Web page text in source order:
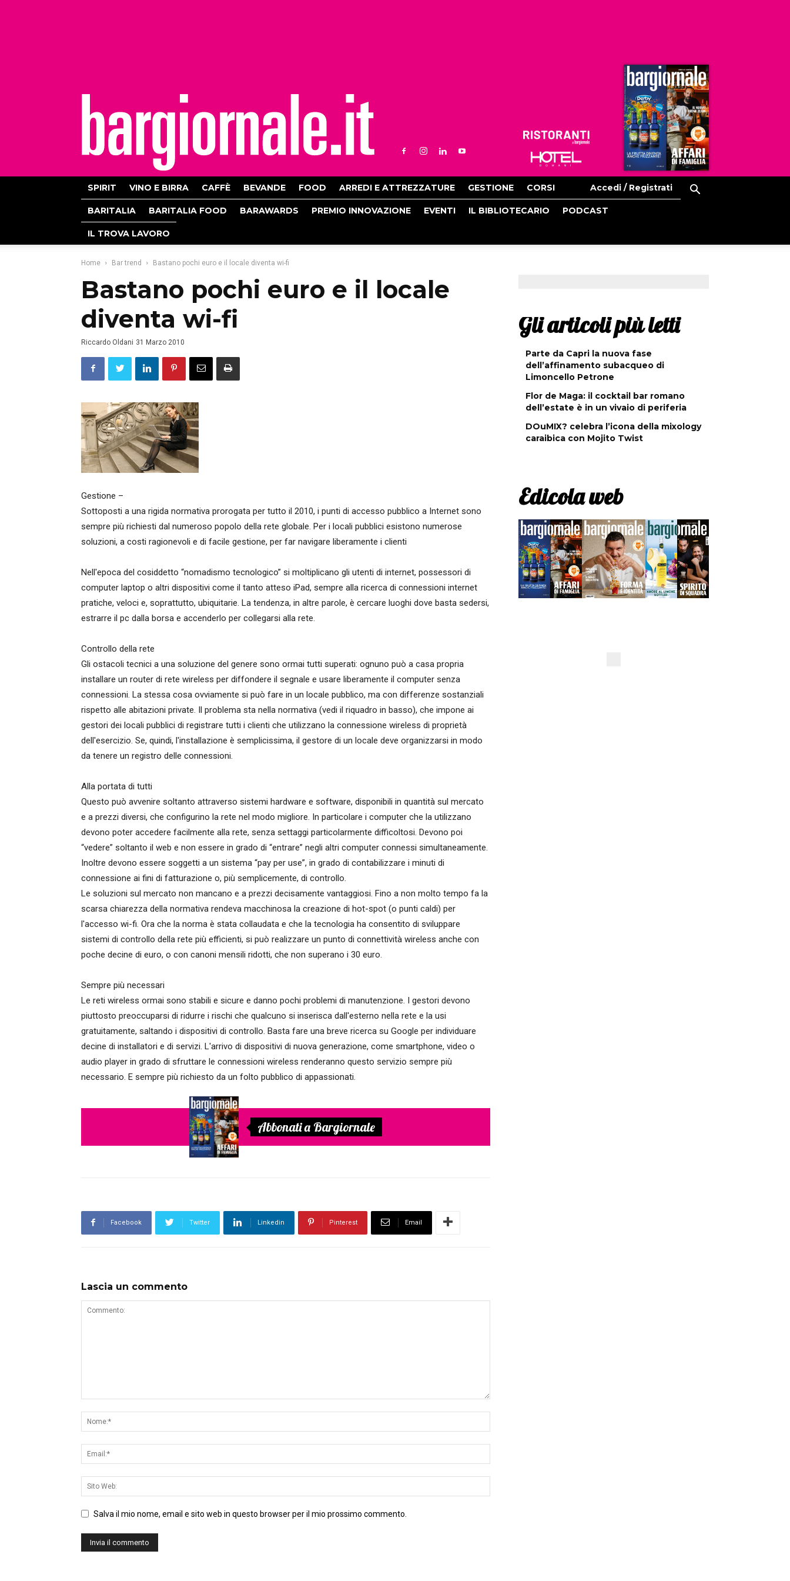
Ristoranti
Hoteldomani
SPIRIT VINO E BIRRA CAFFÈ BEVANDE FOOD ARREDI E ATTREZZATURE GESTIONE CORSI Accedi / Registrati
BARITALIA BARITALIA FOOD BARAWARDS PREMIO INNOVAZIONE EVENTI IL BIBLIOTECARIO PODCAST
IL TROVA LAVORO
Home Bar trend Bastano pochi euro e il locale diventa wi-fi
Bastano pochi euro e il locale
diventa wi-fi
Riccardo Oldani 31 Marzo 2010
Gestione –
Sottoposti a una rigida normativa prorogata per tutto il 2010, i punti di accesso pubblico a Internet sono
sempre più richiesti dal numeroso popolo della rete globale. Per i locali pubblici esistono numerose
soluzioni, a costi ragionevoli e di facile gestione, per far navigare liberamente i clienti
Nell'epoca del cosiddetto “nomadismo tecnologico” si moltiplicano gli utenti di internet, possessori di
computer laptop o altri dispositivi come il tanto atteso iPad, sempre alla ricerca di connessioni internet
pratiche, veloci e, soprattutto, ubiquitarie. La tendenza, in altre parole, è cercare luoghi dove basta sedersi,
estrarre il pc dalla borsa e accenderlo per collegarsi alla rete.
Controllo della rete
Gli ostacoli tecnici a una soluzione del genere sono ormai tutti superati: ognuno può a casa propria
installare un router di rete wireless per diffondere il segnale e usare liberamente il computer senza
connessioni. La stessa cosa ovviamente si può fare in un locale pubblico, ma con differenze sostanziali
rispetto alle abitazioni private. Il problema sta nella normativa (vedi il riquadro in basso), che impone ai
gestori dei locali pubblici di registrare tutti i clienti che utilizzano la connessione wireless di proprietà
dell'esercizio. Se, quindi, l'installazione è semplicissima, il gestore di un locale deve organizzarsi in modo
da tenere un registro delle connessioni.
Alla portata di tutti
Questo può avvenire soltanto attraverso sistemi hardware e software, disponibili in quantità sul mercato
e a prezzi diversi, che configurino la rete nel modo migliore. In particolare i computer che la utilizzano
devono poter accedere facilmente alla rete, senza settaggi particolarmente difficoltosi. Devono poi
“vedere” soltanto il web e non essere in grado di “entrare” negli altri computer connessi simultaneamente.
Inoltre devono essere soggetti a un sistema “pay per use”, in grado di contabilizzare i minuti di
connessione ai fini di fatturazione o, più semplicemente, di controllo.
Le soluzioni sul mercato non mancano e a prezzi decisamente vantaggiosi. Fino a non molto tempo fa la
scarsa chiarezza della normativa rendeva macchinosa la creazione di hot-spot (o punti caldi) per
l'accesso wi-fi. Ora che la norma è stata collaudata e che la tecnologia ha consentito di sviluppare
sistemi di controllo della rete più efficienti, si può realizzare un punto di connettività wireless anche con
poche decine di euro, o con canoni mensili ridotti, che non superano i 30 euro.
Sempre più necessari
Le reti wireless ormai sono stabili e sicure e danno pochi problemi di manutenzione. I gestori devono
piuttosto preoccuparsi di ridurre i rischi che qualcuno si inserisca dall'esterno nella rete e la usi
gratuitamente, saltando i dispositivi di controllo. Basta fare una breve ricerca su Google per individuare
decine di installatori e di servizi. L'arrivo di dispositivi di nuova generazione, come smartphone, video o
audio player in grado di sfruttare le connessioni wireless renderanno questo servizio sempre più
necessario. E sempre più richiesto da un folto pubblico di appassionati.
Abbonati a Bargiornale
Facebook Twitter Linkedin Pinterest Email
Lascia un commento
Salva il mio nome, email e sito web in questo browser per il mio prossimo commento.
Gli articoli più letti
Parte da Capri la nuova fase
dell’affinamento subacqueo di
Limoncello Petrone
Flor de Maga: il cocktail bar romano
dell’estate è in un vivaio di periferia
DOuMIX? celebra l’icona della mixology
caraibica con Mojito Twist
Edicola web